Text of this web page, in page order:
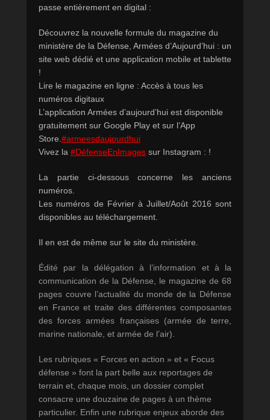
passe entièrement en digital :
Découvrez la nouvelle formule du magazine du
ministère de la Défense, Armées d’Aujourd’hui : un
site web dédié et une application mobile et tablette
!
Lire le magazine en ligne : Accès à tous les
numéros digitaux
L’application Armées d’aujourd’hui est disponible
gratuitement sur Google Play et sur l’App
Store. #armeesdaujourdhui
Vivez la #DéfenseEnImages sur Instagram : !
La partie ci-dessous concerne les anciens
numéros.
Les numéros de Février à Juillet/Août 2016 sont
disponibles au téléchargement.
Il en est de même sur le site du ministère.
Édité par la délégation à l’information et à la
communication de la Défense, le magazine de 68
pages couvre l’actualité du monde de la Défense
en France et traite des différentes composantes
des forces armées françaises (armée de terre,
marine nationale, et armée de l’air).
Les rubriques « Forces en action » et « Focus
défense » font la part belle aux reportages de
terrain et, chaque mois, un dossier complet
consacre une douzaine de pages à un thème
particulier. Enfin une rubrique enjeux aborde des